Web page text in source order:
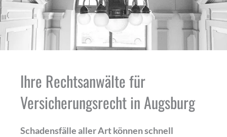
Ihre Rechtsanwälte für
Versicherungsrecht in Augsburg
Schadensfälle aller Art können schnell